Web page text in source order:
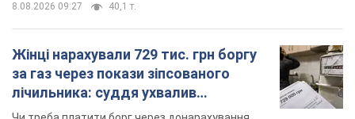
8.08.2026 09:27 40,1 т.
Жінці нарахували 729 тис. грн боргу
за газ через покази зіпсованого
лічильника: суддя ухвалив
неочікуване рішення